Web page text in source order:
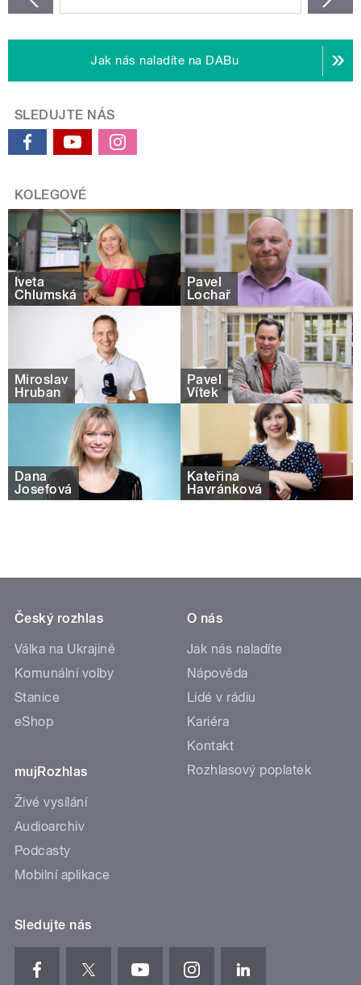
Jak nás naladíte na DABu
SLEDUJTE NÁS
KOLEGOVÉ
Iveta
Chlumská
Pavel
Lochař
Miroslav
Hruban
Pavel
Vítek
Dana
Josefová
Kateřina
Havránková
Český rozhlas
Válka na Ukrajině
Komunální volby
Stanice
eShop
mujRozhlas
Živé vysílání
Audioarchiv
Podcasty
Mobilní aplikace
O nás
Jak nás naladíte
Nápověda
Lidé v rádiu
Kariéra
Kontakt
Rozhlasový poplatek
Sledujte nás